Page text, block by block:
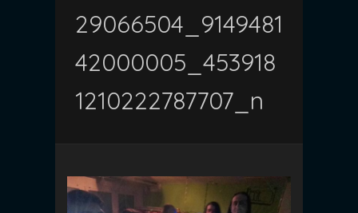
29066504_9149481
42000005_453918
1210222787707_n